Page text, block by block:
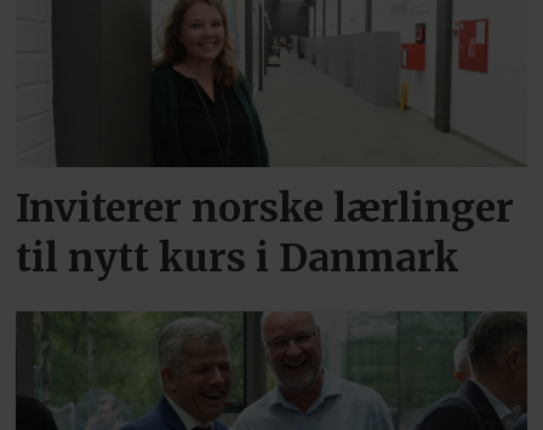
Inviterer norske lærlinger
til nytt kurs i Danmark